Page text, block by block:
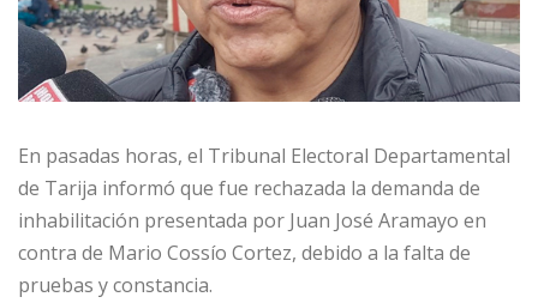
En pasadas horas, el Tribunal Electoral Departamental
de Tarija informó que fue rechazada la demanda de
inhabilitación presentada por Juan José Aramayo en
contra de Mario Cossío Cortez, debido a la falta de
pruebas y constancia.